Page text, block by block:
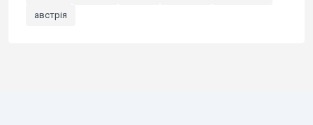
австрія